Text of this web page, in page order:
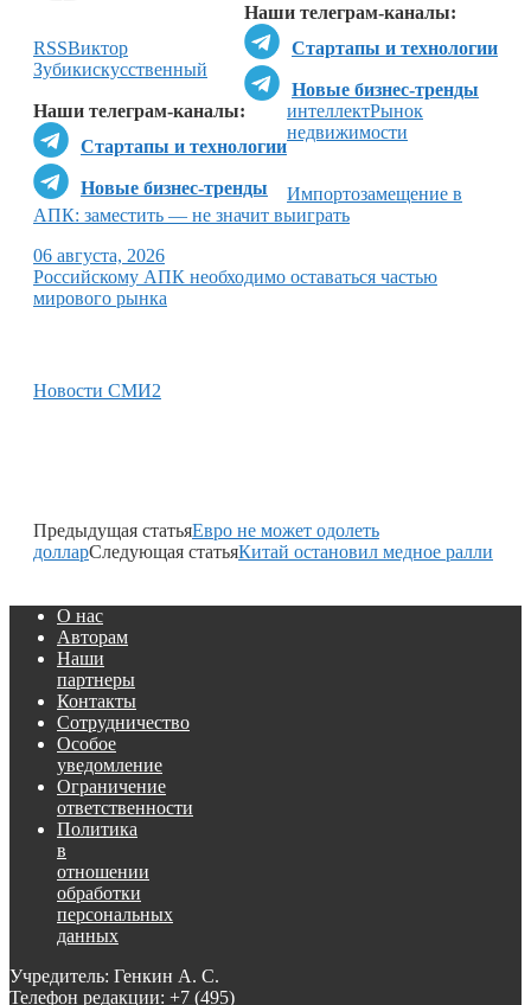
Наши телеграм-каналы:
Стартапы и технологии
Новые бизнес-тренды
Наши телеграм-каналы:
Стартапы и технологии
Новые бизнес-тренды
RSSВиктор
Зубикискусственный
интеллектРынок
недвижимости
Импортозамещение в
АПК: заместить — не значит выиграть
06 августа, 2026
Российскому АПК необходимо оставаться частью
мирового рынка
Новости СМИ2
Предыдущая статьяЕвро не может одолеть
долларСледующая статьяКитай остановил медное ралли
О нас
Авторам
Наши
партнеры
Контакты
Сотрудничество
Особое
уведомление
Ограничение
ответственности
Политика
в
отношении
обработки
персональных
данных
Учредитель: Генкин А. С.
Телефон редакции: +7 (495)